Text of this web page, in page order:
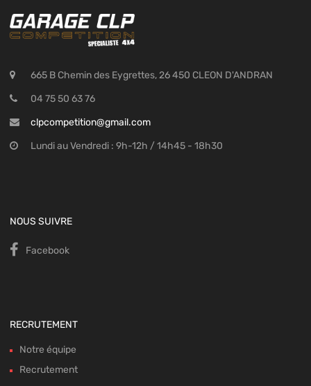
665 B Chemin des Eygrettes, 26 450 CLEON D'ANDRAN
04 75 50 63 76
clpcompetition@gmail.com
Lundi au Vendredi : 9h-12h / 14h45 - 18h30
NOUS SUIVRE
Facebook
RECRUTEMENT
Notre équipe
Recrutement